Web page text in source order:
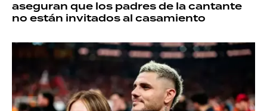
aseguran que los padres de la cantante
no están invitados al casamiento